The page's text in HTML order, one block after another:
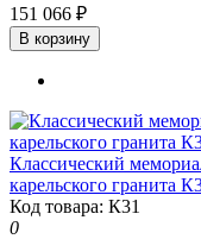
151 066 ₽
В корзину
Классический
карельского гранита
Код товара: К31
0